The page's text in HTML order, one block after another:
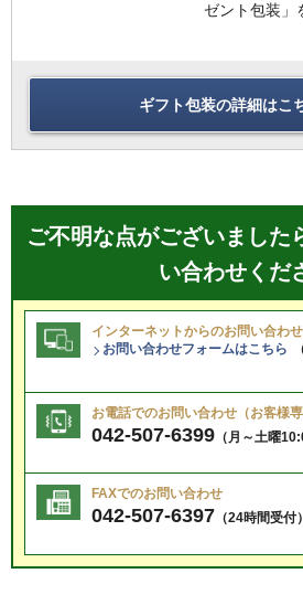
ゼント包装」
ギフト包装の詳細はこ
ご不明な点がございました
い合わせくだ
インターネットからのお問い合わせ
お問い合わせフォームはこちら
お電話でのお問い合わせ（お客様専
042-507-6399 （月～土曜
FAXでのお問い合わせ
042-507-6397 （24時間受付）